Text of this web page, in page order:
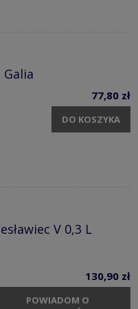
Galia
77,80 zł
DO KOSZYKA
V 0,3 L
130,90 zł
POWIADOM O